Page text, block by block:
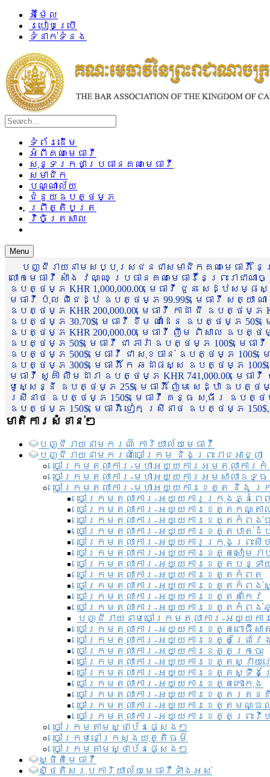
អ៊ីម៉ែល
របៀបប្រើ
ទំនាក់ទំនង
ទំព័រដើម
អំពីគណៈមេធាវី
សុន្ទរកថាប្រធានគណៈមេធាវី
សមាជិក
បណ្ណាល័យ
ជំនួយឧបត្ថម្ភ
ព្រឹត្តិបត្រ
វិចិត្រសាល
Menu
បញ្ជីរាយនាមសប្បុរសជនជាសមាជិកគណៈមេធាវី
លោកមេធាវី សាំង វណ្ណៈ ប្រធានគណៈមេធាវីនៃព្រះរា
ឧបត្ថម្ភ KHR 1,000,000.00, មេធាវី ជួន សេដ្ឋស
មេធាវី ប៉ុល ពិជេដ្ឋ ឧបត្ថម្ភ 99.99$, មេធាវី សត្យា ណ
ឧបត្ថម្ភ KHR 200,000.00, មេធាវី កាដា ជី ឧបត្ថម្ភ
ឧបត្ថម្ភ 30.70$, មេធាវី ខឹម ណាដែន ឧបត្ថម្ភ 50$,
ឧបត្ថម្ភ KHR 200,000.00, មេធាវី ញឹម ពិសាល ឧបត្ថ
ឧបត្ថម្ភ 50$, មេធាវី ជា ភារ៉ា ឧបត្ថម្ភ 100$, មេ
ឧបត្ថម្ភ 500$, មេធាវី ជា សុខចាន់ ឧបត្ថម្ភ
ឧបត្ថម្ភ 300$, មេធាវី កែ ឆដាផស្ស ឧបត្ថម្ភ
មេធាវី សួគ៌ា លឹមដារា ឧបត្ថម្ភ KHR 741,000.00, មេ
មូសេ្សន្នី ឧបត្ថម្ភ 25$, មេធាវី ញ៉ែម សេដ្ឋា ឧបត្ថ
ស្រីនាថ ឧបត្ថម្ភ 150$, មេធាវី គន្ធ សុធីរ ឧបត្ថម្ភ
ឧបត្ថម្ភ 150$, មេធាវី ជៀក ស្រីនាថ ឧបត្ថម្ភ 150$,
មាតិការសំខាន់ៗ
បញ្ជី​រាយ​នាមករណ៍ ការិយាល័យ​មេធាវី​
បញ្ជី​រាយ​នាមករណ៍​ចៅក្រម និងព្រះរាជអាជ្ញា
ចៅក្រមតុលាការ-មហាអយ្យការអមតុលាការ
ចៅក្រមតុលាការ-មហាអយ្យការអមសាលាឧទ្
ចៅក្រមតុលាការ-មហាអយ្យការខេត្ត និង ក្
ចៅក្រមតុលាការ-អយ្យការក្រុងភ្នំពេ
ចៅក្រមតុលាការ-អយ្យការខេត្តកណ្តា
ចៅក្រមតុលាការ-អយ្យការខេត្តកំពង់ច
ចៅក្រមតុលាការ-អយ្យការខេត្តបាត់ដំ
ចៅក្រមតុលាការ-អយ្យការ​ក្រុងព្រះសី
ចៅក្រមតុលាការ-អយ្យការខេត្តសៀមរា
ចៅក្រមតុលាការ-អយ្យការខេត្តបន្ទា
ចៅក្រមតុលាការ-អយ្យការខេត្តកំពត
ចៅក្រមតុលាការ-អយ្យការខេត្តកំពង់
ចៅក្រមតុលាការ-អយ្យការខេត្តតាកែវ
ចៅក្រមតុលាការ-អយ្យការខេត្តកំពង់
បញ្ជីរាយនាមចៅក្រមតុលាការ-អយ្យក
ចៅក្រមតុលាការ-អយ្យការខេត្តពោធិ៍សា
ចៅក្រមតុលាការ-អយ្យការខេត្តព្រៃវែ
ចៅក្រមតុលាការ-អយ្យការខេត្តក្រចេះ
ចៅក្រមតុលាការ-អយ្យការខេត្តស្វាយ
ចៅក្រមតុលាការ-អយ្យការខេត្តស្ទឹង
ចៅក្រមតុលាការ-អយ្យការខេត្តកោះកុង
ចៅក្រមតុលាការ-អយ្យការខេត្តរតន
ចៅក្រមតុលាការ-អយ្យការខេត្តមណ្
ចៅក្រមតុលាការ-អយ្យការខេត្តព្រះវិហ
ចៅក្រមតាមស្ថាប័នផ្សេងៗ
ចៅក្រមនៅក្រសួងយុត្តិធម៌
ចៅក្រមតាមស្ថាប័នផ្សេងៗ
ស្ថិតិមេធាវី
សិ្ថតិសរុបការិយាល័យមេធាវីទាំងអស់​